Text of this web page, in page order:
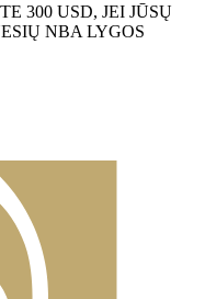
300 USD, JEI JŪSŲ
NBA LYGOS